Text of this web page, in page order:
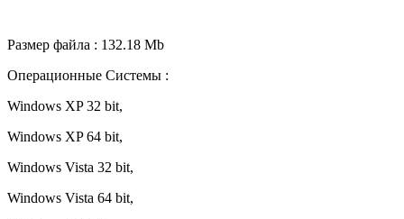
Размер файла : 132.18 Mb
Операционные Системы :
Windows XP 32 bit,
Windows XP 64 bit,
Windows Vista 32 bit,
Windows Vista 64 bit,